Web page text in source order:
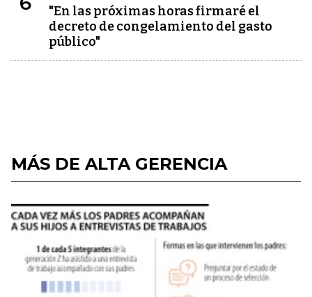
"En las próximas horas firmaré el
decreto de congelamiento del gasto
público"
MÁS DE ALTA GERENCIA